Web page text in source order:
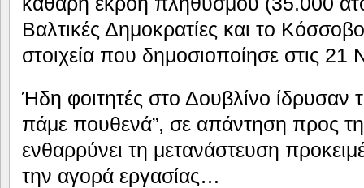
Βαλτικές Δημοκρατίες και το
στοιχεία που δημοσιοποίησε στις
Ήδη φοιτητές στο Δουβλίνο ίδρυσαν
πάμε πουθενά”, σε απάντηση προς
ενθαρρύνει τη μετανάστευση
την αγορά εργασίας…